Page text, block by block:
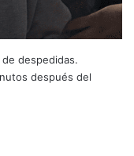
despedidas.
después del